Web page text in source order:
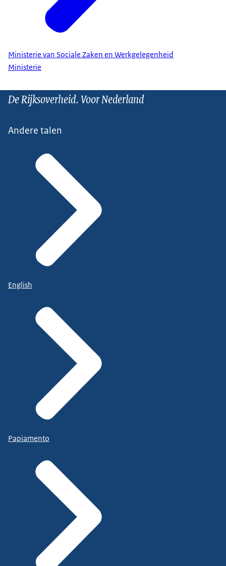
Ministerie van Sociale Zaken en Werkgelegenheid
Ministerie
De Rijksoverheid. Voor Nederland
Andere talen
English
Papiamento